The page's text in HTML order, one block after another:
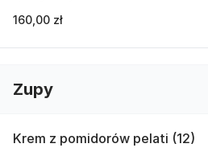
160,00 zł
Zupy
Krem z pomidorów pelati (12)